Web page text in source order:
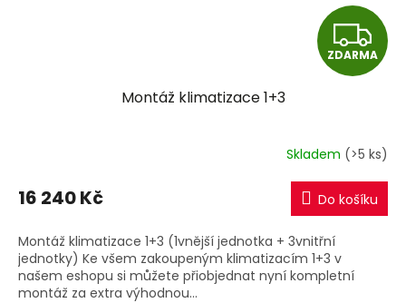
Z
D
R
M
A
ZDARMA
Montáž klimatizace 1+3
Skladem (>5 ks)
16 240 Kč Do košíku
Montáž klimatizace 1+3 (1vnější jednotka + 3vnitřní
jednotky) Ke všem zakoupeným klimatizacím 1+3 v
našem eshopu si můžete přiobjednat nyní kompletní
montáž za extra výhodnou...